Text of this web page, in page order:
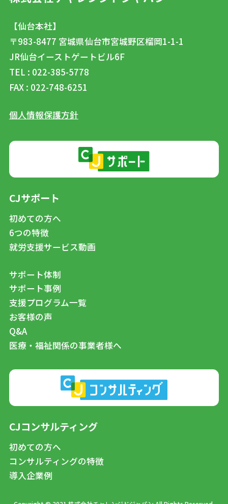
【仙台本社】
〒983-8477 宮城県仙台市宮城野区榴岡1-1-1
JR仙台イーストゲートビル6F
TEL : 022-385-5778
FAX : 022-748-6251
個人情報保護方針
CJサポート
初めての方へ
6つの特徴
就労支援サービス動画
サポート体制
サポート事例
支援プログラム一覧
お客様の声
Q&A
医療・福祉関係の事業者様へ
CJコンサルティング
初めての方へ
コンサルティングの特徴
導入企業例